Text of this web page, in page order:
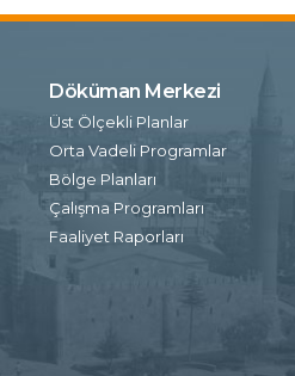
Döküman Merkezi
Üst Ölçekli Planlar
Orta Vadeli Programlar
Bölge Planları
Çalışma Programları
Faaliyet Raporları